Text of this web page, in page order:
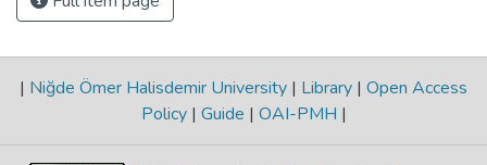
| Niğde Ömer Halisdemir University | Library | Open Access
Policy | Guide | OAI-PMH |